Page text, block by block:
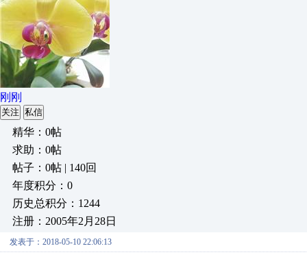
刚刚
关注 私信
精华：0帖
求助：0帖
帖子：0帖 | 140回
年度积分：0
历史总积分：1244
注册：2005年2月28日
发表于：2018-05-10 22:06:13